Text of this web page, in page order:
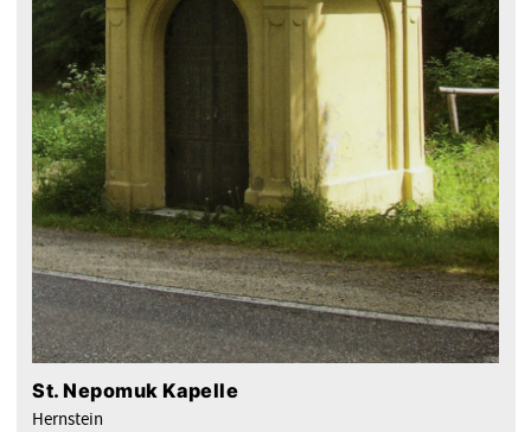
St. Nepomuk Kapelle
Hernstein